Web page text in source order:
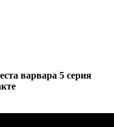
варвара 5 серия